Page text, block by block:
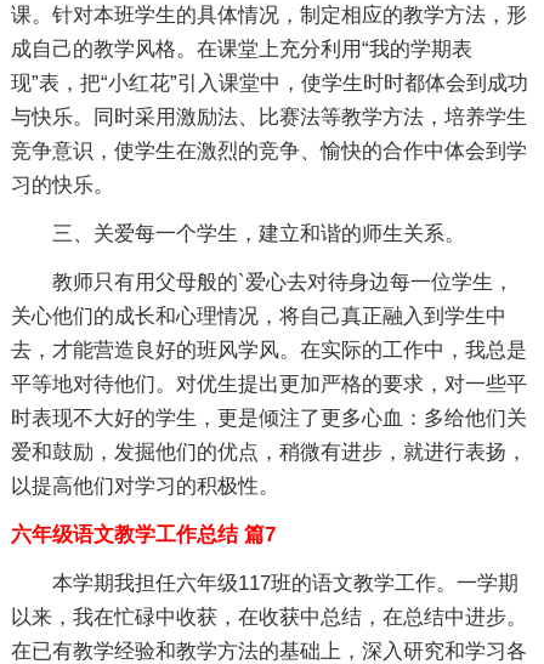
课。针对本班学生的具体情况，制定相应的教学方法，形
成自己的教学风格。在课堂上充分利用“我的学期表
现”表，把“小红花”引入课堂中，使学生时时都体会到成功
与快乐。同时采用激励法、比赛法等教学方法，培养学生
竞争意识，使学生在激烈的竞争、愉快的合作中体会到学
习的快乐。
三、关爱每一个学生，建立和谐的师生关系。
教师只有用父母般的`爱心去对待身边每一位学生，
关心他们的成长和心理情况，将自己真正融入到学生中
去，才能营造良好的班风学风。在实际的工作中，我总是
平等地对待他们。对优生提出更加严格的要求，对一些平
时表现不大好的学生，更是倾注了更多心血：多给他们关
爱和鼓励，发掘他们的优点，稍微有进步，就进行表扬，
以提高他们对学习的积极性。
六年级语文教学工作总结 篇7
本学期我担任六年级117班的语文教学工作。一学期
以来，我在忙碌中收获，在收获中总结，在总结中进步。
在已有教学经验和教学方法的基础上，深入研究和学习各